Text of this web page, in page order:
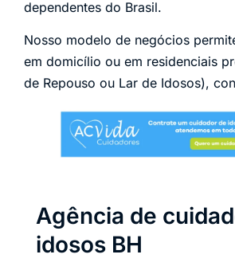
dependentes do Brasil.
Nosso modelo de negócios
em domicílio ou em residenciais
de Repouso ou Lar de Idosos),
Agência de
idosos BH